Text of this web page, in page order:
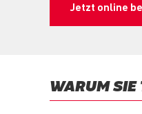
Jetzt online
WARUM SIE